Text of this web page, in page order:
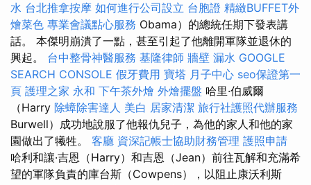
水 台北推拿按摩 如何進行公司設立 台胞證 精緻BUFFET外
燴菜色 專業會議點心服務 Obama）的總統任期下發表講
話。 本傑明崩潰了一點，甚至引起了他離開軍隊並退休的
興起。 台中整骨神醫服務 基隆律師 牆壁 漏水 GOOGLE
SEARCH CONSOLE 假牙費用 寶塔 月子中心 seo保證第一
頁 護理之家 永和 下午茶外燴 外燴擺盤 哈里·伯威爾
（Harry 除蟑除害達人 美白 居家清潔 旅行社護照代辦服務
Burwell）成功地說服了他報仇兒子，為他的家人和他的家
園做出了犧牲。 客廳 資深記帳士協助財務管理 護照申請
哈利和讓·吉恩（Harry）和吉恩（Jean）前往瓦解和充滿希
望的軍隊負責的庫台斯（Cowpens），以阻止康沃利斯